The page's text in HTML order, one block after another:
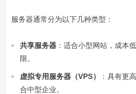
服务器通常分为以下几种类型：
共享服务器 ：适合小型网站，成本
限。
虚拟专用服务器（VPS）
：具有更
合中型企业。